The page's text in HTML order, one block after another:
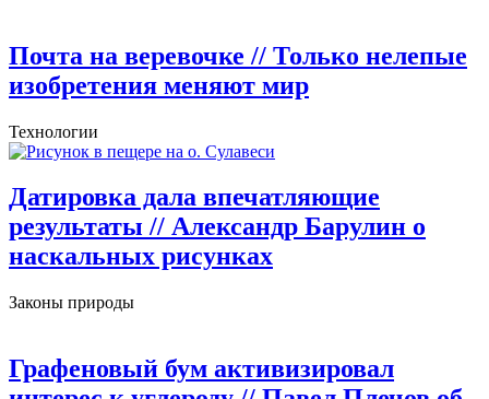
Почта на веревочке // Только нелепые
изобретения меняют мир
Технологии
Датировка дала впечатляющие
результаты // Александр Барулин о
наскальных рисунках
Законы природы
Графеновый бум активизировал